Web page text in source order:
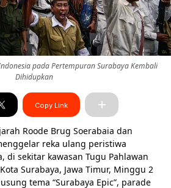
pada Pertempuran Surabaya Kembali
Dihidupkan
Copy Link
Roode Brug Soerabaia dan
reka ulang peristiwa
di sekitar kawasan Tugu Pahlawan
Surabaya, Jawa Timur, Minggu 2
tema “Surabaya Epic”, parade